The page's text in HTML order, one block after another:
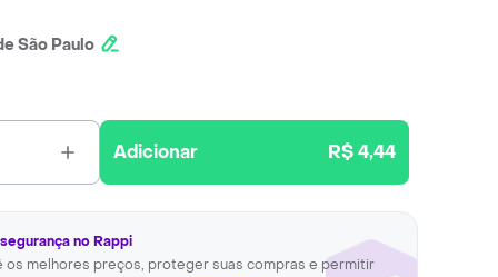
São Paulo
Adicionar R$ 4,44
no Rappi
os melhores preços, proteger suas compras e permitir